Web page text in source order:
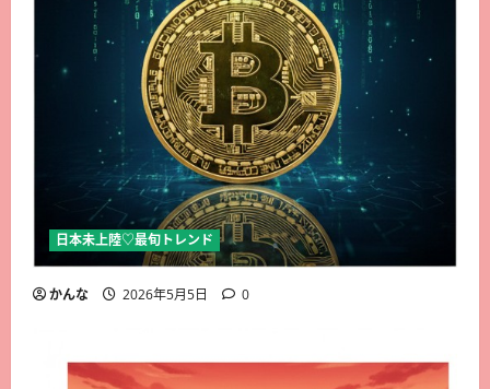
日本未上陸♡最旬トレンド
かんな 2026年5月5日 0